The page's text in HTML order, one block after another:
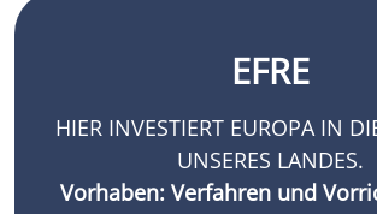
EFRE
HIER INVESTIERT EUROPA IN
UNSERES LANDES.
Vorhaben: Verfahren und